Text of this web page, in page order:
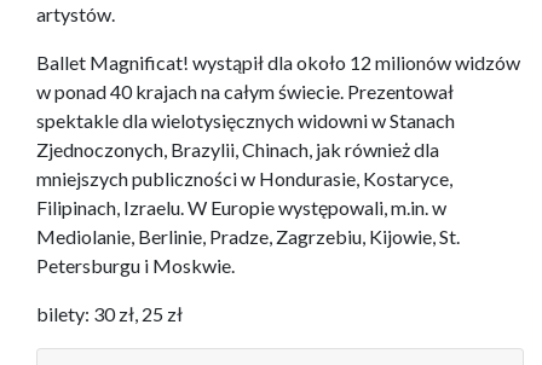
artystów.
Ballet Magnificat! wystąpił dla około 12 milionów widzów
w ponad 40 krajach na całym świecie. Prezentował
spektakle dla wielotysięcznych widowni w Stanach
Zjednoczonych, Brazylii, Chinach, jak również dla
mniejszych publiczności w Hondurasie, Kostaryce,
Filipinach, Izraelu. W Europie występowali, m.in. w
Mediolanie, Berlinie, Pradze, Zagrzebiu, Kijowie, St.
Petersburgu i Moskwie.
bilety: 30 zł, 25 zł